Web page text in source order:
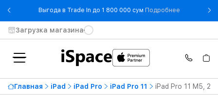
Выгода в Trade In до 1 800 000 сум Подробнее- Выгода в
Загрузка магазина
Главная iPad iPad Pro iPad Pro 11 iPad Pro 11 M5, 2